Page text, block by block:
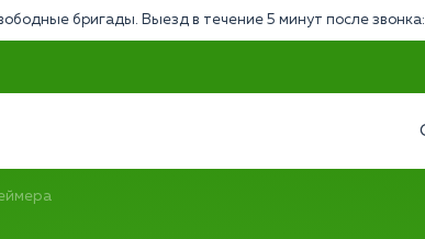
бригады. Выезд в течение 5 минут после звонка: